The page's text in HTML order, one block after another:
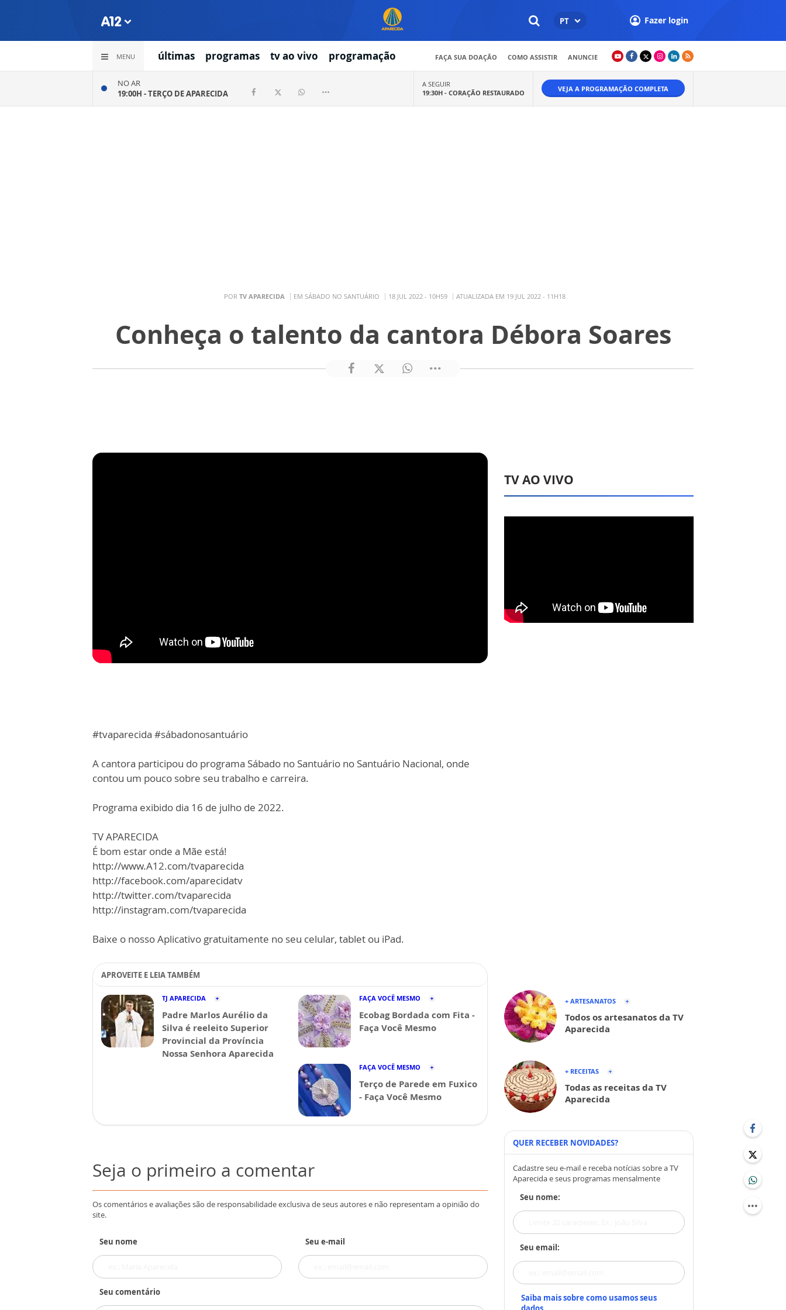
PT Fazer login
MENU últimas programas tv ao vivo programação FAÇA SUA DOAÇÃO COMO ASSISTIR ANUNCIE
NO AR
19:00H -TERÇO DE APARECIDA
A SEGUIR
19:30H - CORAÇÃO RESTAURADO VEJA A PROGRAMAÇÃO COMPLETA
POR TV APARECIDA EM SÁBADO NO SANTUÁRIO 18 JUL 2022 - 10H59 ATUALIZADA EM 19 JUL 2022 - 11H18
Conheça o talento da cantora Débora Soares
#tvaparecida #sábadonosantuário
A cantora participou do programa Sábado no Santuário no Santuário Nacional, onde
contou um pouco sobre seu trabalho e carreira.
Programa exibido dia 16 de julho de 2022.
TV APARECIDA
É bom estar onde a Mãe está!
http://www.A12.com/tvaparecida
http://facebook.com/aparecidatv
http://twitter.com/tvaparecida
http://instagram.com/tvaparecida
Baixe o nosso Aplicativo gratuitamente no seu celular, tablet ou iPad.
APROVEITE E LEIA TAMBÉM
TJ APARECIDA
Padre Marlos Aurélio da
Silva é reeleito Superior
Provincial da Província
Nossa Senhora Aparecida
FAÇA VOCÊ MESMO
Ecobag Bordada com Fita -
Faça Você Mesmo
FAÇA VOCÊ MESMO
Terço de Parede em Fuxico
- Faça Você Mesmo
Seja o primeiro a comentar
Os comentários e avaliações são de responsabilidade exclusiva de seus autores e não representam a opinião do
site.
Seu nome Seu e-mail
Seu comentário
TV AO VIVO
+ ARTESANATOS
Todos os artesanatos da TV
Aparecida
+ RECEITAS
Todas as receitas da TV
Aparecida
QUER RECEBER NOVIDADES?
Cadastre seu e-mail e receba notícias sobre a TV
Aparecida e seus programas mensalmente
Seu nome:
Seu email:
Saiba mais sobre como usamos seus